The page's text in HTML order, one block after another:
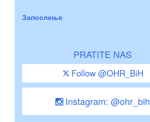
Запослење
PRATITE NAS
Follow @OHR_BiH
Instagram: @ohr_bih